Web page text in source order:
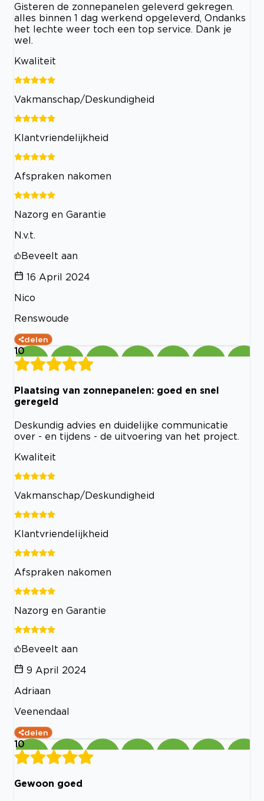
Gisteren de zonnepanelen geleverd gekregen.
alles binnen 1 dag werkend opgeleverd, Ondanks
het lechte weer toch een top service. Dank je
wel.
Kwaliteit
Vakmanschap/Deskundigheid
Klantvriendelijkheid
Afspraken nakomen
Nazorg en Garantie
N.v.t.
Beveelt aan
16 April 2024
Nico
Renswoude
delen
10
Plaatsing van zonnepanelen: goed en snel
geregeld
Deskundig advies en duidelijke communicatie
over - en tijdens - de uitvoering van het project.
Kwaliteit
Vakmanschap/Deskundigheid
Klantvriendelijkheid
Afspraken nakomen
Nazorg en Garantie
Beveelt aan
9 April 2024
Adriaan
Veenendaal
delen
10
Gewoon goed